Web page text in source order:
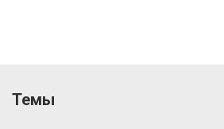
Темы